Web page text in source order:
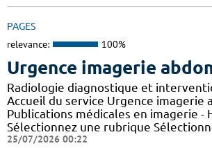
PAGES
relevance: 100%
Urgence imagerie
Radiologie diagnostique et
Accueil du service Urgence imagerie
Publications médicales en imagerie -
Sélectionnez une rubrique
25/07/2026 00:22